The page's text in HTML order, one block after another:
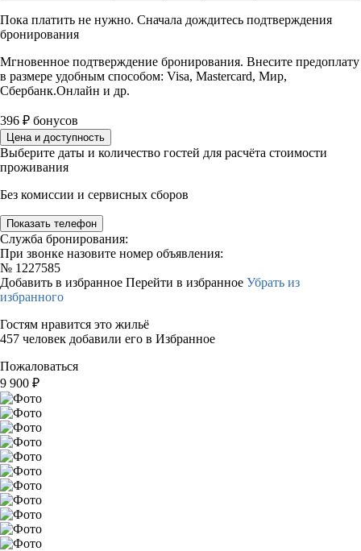
Пока платить не нужно. Сначала дождитесь подтверждения
бронирования
Мгновенное подтверждение бронирования. Внесите предоплату
в размере удобным способом: Visa, Mastercard, Мир,
Сбербанк.Онлайн и др.
396 ₽ бонусов
Цена и доступность
Выберите даты и количество гостей для расчёта стоимости
проживания
Без комиссии и сервисных сборов
Показать телефон
Служба бронирования:
При звонке назовите номер объявления:
№ 1227585
Добавить в избранное Перейти в избранное Убрать из
избранного
Гостям нравится это жильё
457 человек добавили его в Избранное
Пожаловаться
9 900 ₽